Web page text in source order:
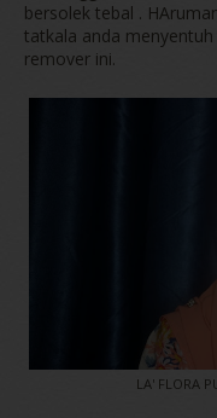
bersolek tebal .
tatkala anda
remover ini.
LA' FLORA